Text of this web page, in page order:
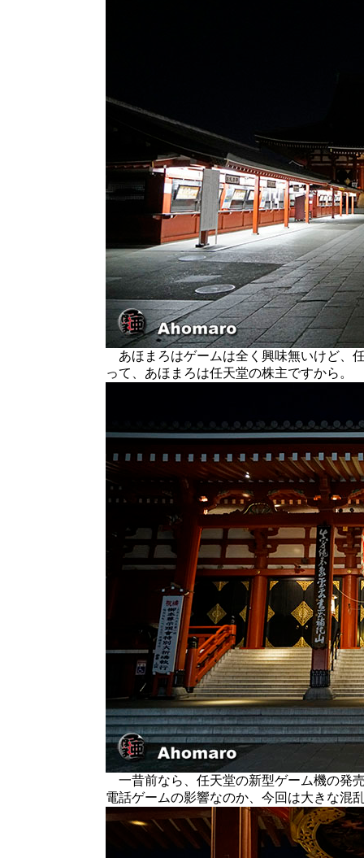
あほまろはゲームは全く興味無いけど、
って、あほまろは任天堂の株主ですから。
一昔前なら、任天堂の新型ゲーム機の発
電話ゲームの影響なのか、今回は大きな混